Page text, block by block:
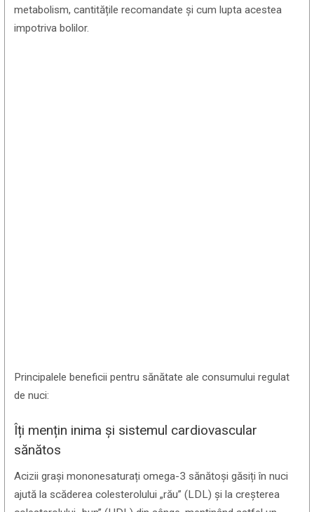
metabolism, cantitățile recomandate și cum lupta acestea
impotriva bolilor.
Principalele beneficii pentru sănătate ale consumului regulat
de nuci:
Îți mențin inima și sistemul cardiovascular
sănătos
Acizii grași mononesaturați omega-3 sănătoși găsiți în nuci
ajută la scăderea colesterolului „rău” (LDL) și la creșterea